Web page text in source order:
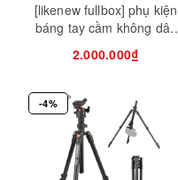
[likenew fullbox] phụ kiện
báng tay cầm không dây
sony gp-vpt2bt | đen
2.000.000₫
-4%